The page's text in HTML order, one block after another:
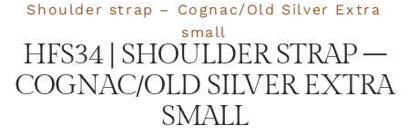
Shoulder strap – Cognac/Old Silver Extra
small
HFS34 | SHOULDER STRAP –
COGNAC/OLD SILVER EXTRA
SMALL